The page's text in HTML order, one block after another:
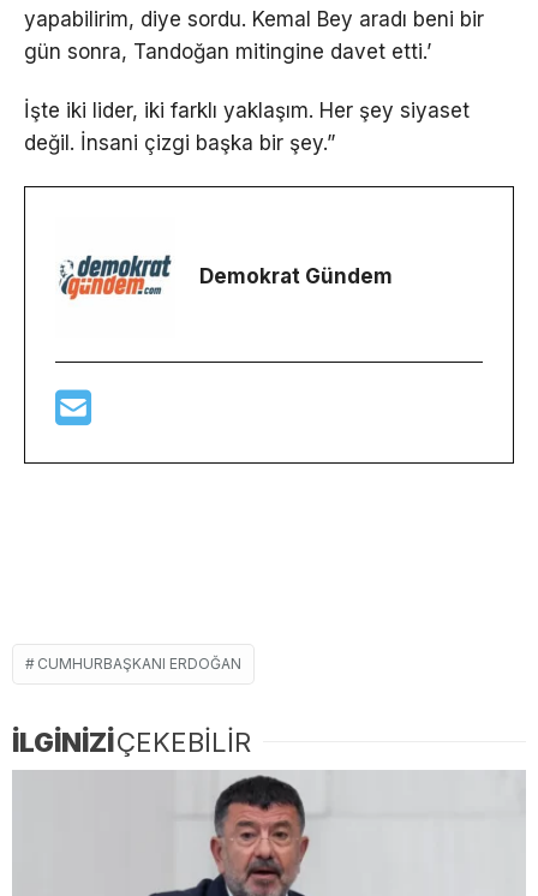
yapabilirim, diye sordu. Kemal Bey aradı beni bir
gün sonra, Tandoğan mitingine davet etti.’
İşte iki lider, iki farklı yaklaşım. Her şey siyaset
değil. İnsani çizgi başka bir şey.”
Demokrat Gündem
CUMHURBAŞKANI ERDOĞAN
İLGİNİZİÇEKEBİLİR